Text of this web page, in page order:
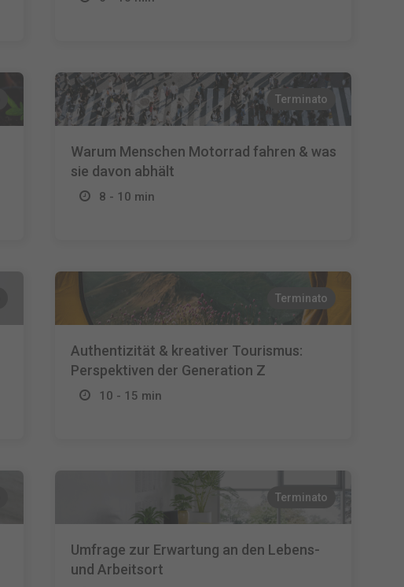
Terminato
Warum Menschen Motorrad fahren & was
sie davon abhält
8 - 10 min
Terminato
Authentizität & kreativer Tourismus:
Perspektiven der Generation Z
10 - 15 min
Terminato
Umfrage zur Erwartung an den Lebens-
und Arbeitsort